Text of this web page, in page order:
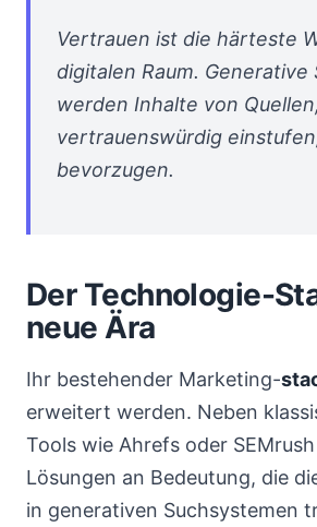
Vertrauen ist die härteste
digitalen Raum. Generative
werden Inhalte von
vertrauenswürdig
bevorzugen.
Der Technologie-
neue Ära
Ihr bestehender Marketing-
erweitert werden. Neben
Tools wie Ahrefs oder
Lösungen an Bedeutung, die
in generativen Suchsystemen